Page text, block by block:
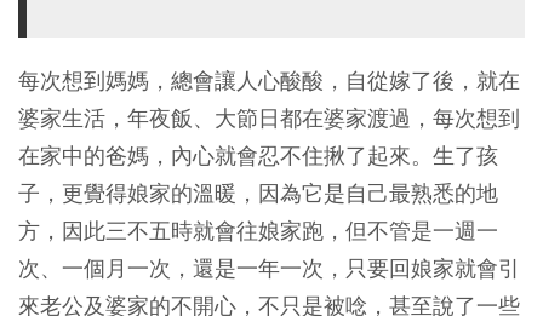
每次想到媽媽，總會讓人心酸酸，自從嫁了後，就在
婆家生活，年夜飯、大節日都在婆家渡過，每次想到
在家中的爸媽，內心就會忍不住揪了起來。生了孩
子，更覺得娘家的溫暖，因為它是自己最熟悉的地
方，因此三不五時就會往娘家跑，但不管是一週一
次、一個月一次，還是一年一次，只要回娘家就會引
來老公及婆家的不開心，不只是被唸，甚至說了一些